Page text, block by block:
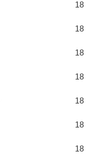
18
18
18
18
18
18
18